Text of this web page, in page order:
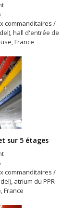
commanditaires /
hall d'entrée de
France
sur 5 étages
commanditaires /
atrium du PPR -
France